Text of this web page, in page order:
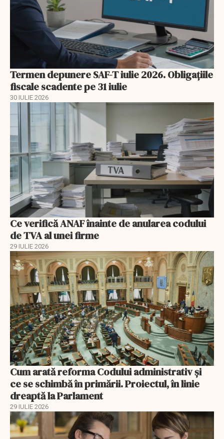
Termen depunere SAF-T iulie 2026. Obligațiile
fiscale scadente pe 31 iulie
30 IULIE 2026
Ce verifică ANAF înainte de anularea codului
de TVA al unei firme
29 IULIE 2026
Cum arată reforma Codului administrativ și
ce se schimbă în primării. Proiectul, în linie
dreaptă la Parlament
29 IULIE 2026